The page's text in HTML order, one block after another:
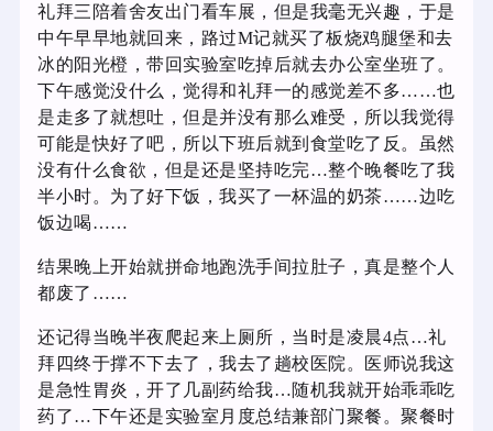
礼拜三陪着舍友出门看车展，但是我毫无兴趣，于是
中午早早地就回来，路过M记就买了板烧鸡腿堡和去
冰的阳光橙，带回实验室吃掉后就去办公室坐班了。
下午感觉没什么，觉得和礼拜一的感觉差不多……也
是走多了就想吐，但是并没有那么难受，所以我觉得
可能是快好了吧，所以下班后就到食堂吃了反。虽然
没有什么食欲，但是还是坚持吃完…整个晚餐吃了我
半小时。为了好下饭，我买了一杯温的奶茶……边吃
饭边喝……
结果晚上开始就拼命地跑洗手间拉肚子，真是整个人
都废了……
还记得当晚半夜爬起来上厕所，当时是凌晨4点…礼
拜四终于撑不下去了，我去了趟校医院。医师说我这
是急性胃炎，开了几副药给我…随机我就开始乖乖吃
药了…下午还是实验室月度总结兼部门聚餐。聚餐时